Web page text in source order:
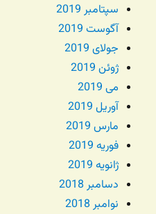
سپتامبر 2019
آگوست 2019
جولای 2019
ژوئن 2019
می 2019
آوریل 2019
مارس 2019
فوریه 2019
ژانویه 2019
دسامبر 2018
نوامبر 2018